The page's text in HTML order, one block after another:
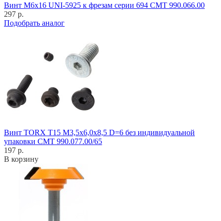
Винт M6x16 UNI-5925 к фрезам серии 694 CMT 990.066.00
297 р.
Подобрать аналог
Винт TORX T15 M3,5x6,0x8,5 D=6 без индивидуальной
упаковки CMT 990.077.00/65
197 р.
В корзину